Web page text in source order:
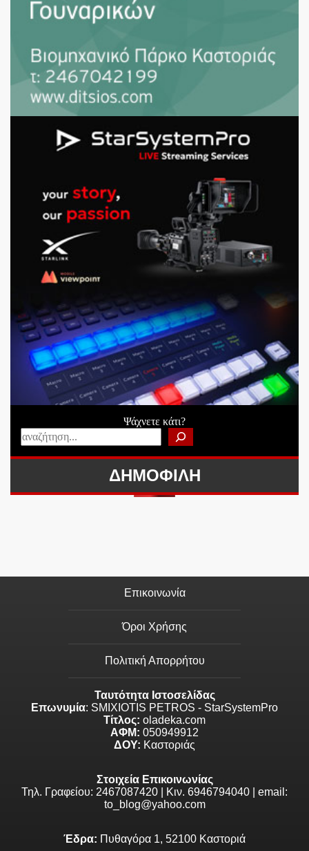
Ψάχνετε κάτι?
ΔΗΜΟΦΙΛΗ
Επικοινωνία
Όροι Χρήσης
Πολιτική Απορρήτου
Ταυτότητα Ιστοσελίδας
Επωνυμία: SMIXIOTIS PETROS - StarSystemPro
Τίτλος: oladeka.com
ΑΦΜ: 050949912
ΔΟΥ: Καστοριάς
Στοιχεία Επικοινωνίας
Τηλ. Γραφείου: 2467087420 | Κιν. 6946794040 | email:
to_blog@yahoo.com
Έδρα: Πυθαγόρα 1, 52100 Καστοριά